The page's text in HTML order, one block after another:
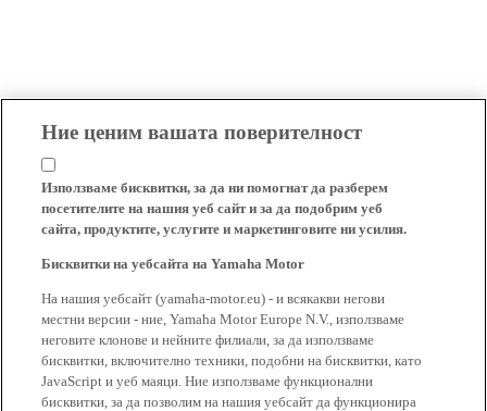
Ние ценим вашата поверителност
Използваме бисквитки, за да ни помогнат да разберем
посетителите на нашия уеб сайт и за да подобрим уеб
сайта, продуктите, услугите и маркетинговите ни усилия.
Бисквитки на уебсайта на Yamaha Motor
На нашия уебсайт (yamaha-motor.eu) - и всякакви негови
местни версии - ние, Yamaha Motor Europe N.V., използваме
неговите клонове и нейните филиали, за да използваме
бисквитки, включително техники, подобни на бисквитки, като
JavaScript и уеб маяци. Ние използваме функционални
бисквитки, за да позволим на нашия уебсайт да функционира